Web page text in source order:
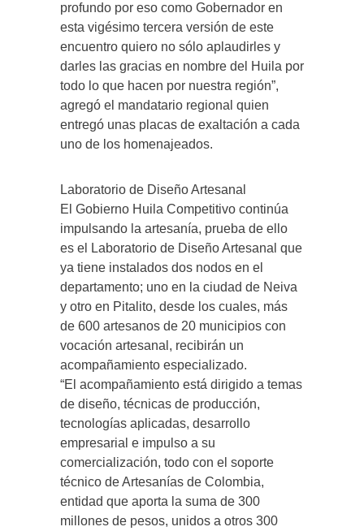
profundo por eso como Gobernador en
esta vigésimo tercera versión de este
encuentro quiero no sólo aplaudirles y
darles las gracias en nombre del Huila por
todo lo que hacen por nuestra región”,
agregó el mandatario regional quien
entregó unas placas de exaltación a cada
uno de los homenajeados.
Laboratorio de Diseño Artesanal
El Gobierno Huila Competitivo continúa
impulsando la artesanía, prueba de ello
es el Laboratorio de Diseño Artesanal que
ya tiene instalados dos nodos en el
departamento; uno en la ciudad de Neiva
y otro en Pitalito, desde los cuales, más
de 600 artesanos de 20 municipios con
vocación artesanal, recibirán un
acompañamiento especializado.
“El acompañamiento está dirigido a temas
de diseño, técnicas de producción,
tecnologías aplicadas, desarrollo
empresarial e impulso a su
comercialización, todo con el soporte
técnico de Artesanías de Colombia,
entidad que aporta la suma de 300
millones de pesos, unidos a otros 300